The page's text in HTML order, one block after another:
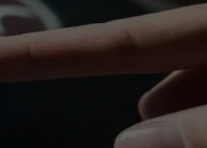
Suchen
vorauswählen